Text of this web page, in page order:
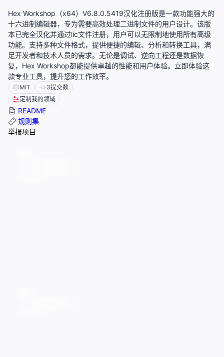
Hex Workshop（x64）V6.8.0.5419汉化注册版是一款功能强大的
十六进制编辑器，专为需要高效处理二进制文件的用户设计。该版
本已完全汉化并通过lic文件注册，用户可以无限制地使用所有高级
功能。支持多种文件格式，提供便捷的编辑、分析和转换工具，满
足开发者和技术人员的需求。无论是调试、逆向工程还是数据恢
复，Hex Workshop都能提供卓越的性能和用户体验。立即体验这
款专业工具，提升您的工作效率。
MIT 3提交数
定制我的领域
README
规则集
举报项目